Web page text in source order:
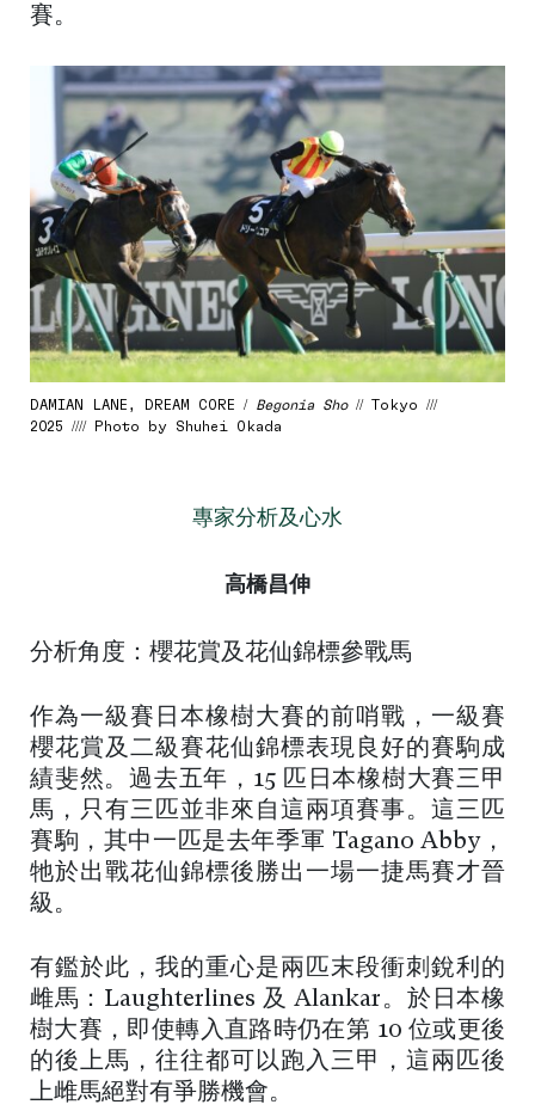
賽。
DAMIAN LANE, DREAM CORE / Begonia Sho// Tokyo ///
2025 //// Photo by Shuhei Okada
專家分析及心水
高橋昌伸
分析角度：櫻花賞及花仙錦標參戰馬
作為一級賽日本橡樹大賽的前哨戰，一級賽
櫻花賞及二級賽花仙錦標表現良好的賽駒成
績斐然。過去五年，15 匹日本橡樹大賽三甲
馬，只有三匹並非來自這兩項賽事。這三匹
賽駒，其中一匹是去年季軍 Tagano Abby，
牠於出戰花仙錦標後勝出一場一捷馬賽才晉
級。
有鑑於此，我的重心是兩匹末段衝刺銳利的
雌馬：Laughterlines 及 Alankar。於日本橡
樹大賽，即使轉入直路時仍在第 10 位或更後
的後上馬，往往都可以跑入三甲，這兩匹後
上雌馬絕對有爭勝機會。